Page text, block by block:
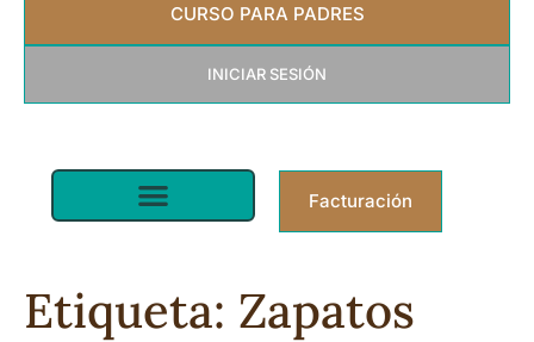
CURSO PARA PADRES
INICIAR SESIÓN
Facturación
Etiqueta: Zapatos